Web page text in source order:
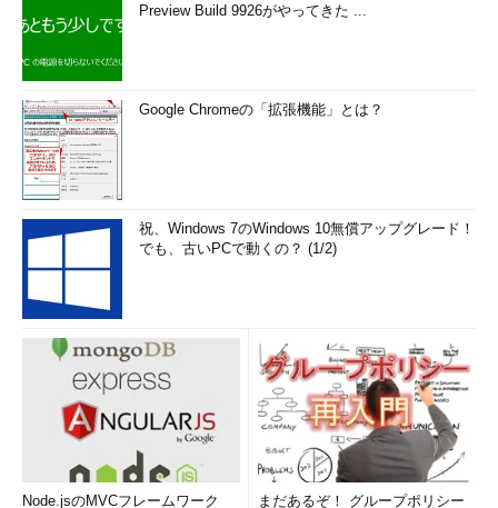
Preview Build 9926がやってきた ...
Google Chromeの「拡張機能」とは？
祝、Windows 7のWindows 10無償アップグレード！
でも、古いPCで動くの？ (1/2)
Node.jsのMVCフレームワーク まだあるぞ！ グループポリシー